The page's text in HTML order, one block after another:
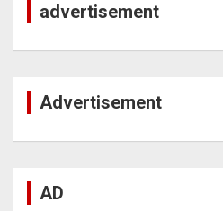
advertisement
Advertisement
AD